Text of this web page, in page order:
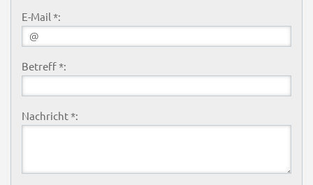
E-Mail *:
Betreff *:
Nachricht *: